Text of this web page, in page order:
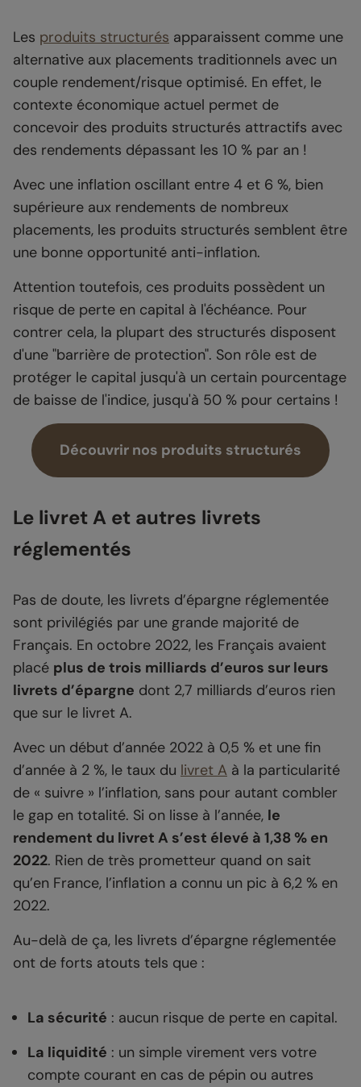
Les produits structurés apparaissent comme une
alternative aux placements traditionnels avec un
couple rendement/risque optimisé. En effet, le
contexte économique actuel permet de
concevoir des produits structurés attractifs avec
des rendements dépassant les 10 % par an !
Avec une inflation oscillant entre 4 et 6 %, bien
supérieure aux rendements de nombreux
placements, les produits structurés semblent être
une bonne opportunité anti-inflation.
Attention toutefois, ces produits possèdent un
risque de perte en capital à l'échéance. Pour
contrer cela, la plupart des structurés disposent
d'une "barrière de protection". Son rôle est de
protéger le capital jusqu'à un certain pourcentage
de baisse de l'indice, jusqu'à 50 % pour certains !
Découvrir nos produits structurés
Le livret A et autres livrets
réglementés
Pas de doute, les livrets d’épargne réglementée
sont privilégiés par une grande majorité de
Français. En octobre 2022, les Français avaient
placé plus de trois milliards d’euros sur leurs
livrets d’épargne dont 2,7 milliards d’euros rien
que sur le livret A.
Avec un début d’année 2022 à 0,5 % et une fin
d’année à 2 %, le taux du livret A à la particularité
de « suivre » l’inflation, sans pour autant combler
le gap en totalité. Si on lisse à l’année, le
rendement du livret A s’est élevé à 1,38 % en
2022. Rien de très prometteur quand on sait
qu’en France, l’inflation a connu un pic à 6,2 % en
2022.
Au-delà de ça, les livrets d’épargne réglementée
ont de forts atouts tels que :
La sécurité : aucun risque de perte en capital.
La liquidité : un simple virement vers votre
compte courant en cas de pépin ou autres